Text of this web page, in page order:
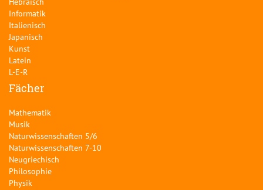
Informatik
Italienisch
Japanisch
Kunst
Latein
L-E-R
Fächer
Mathematik
Musik
Naturwissenschaften 5/6
Naturwissenschaften 7-10
Neugriechisch
Philosophie
Physik